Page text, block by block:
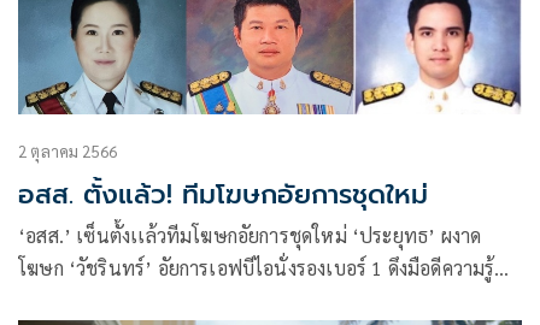
2 ตุลาคม 2566
อสส. ตั้งแล้ว! ทีมโฆษกอัยการชุดใหม่
‘อสส.’ เซ็นตั้งเเล้วทีมโฆษกอัยการชุดใหม่ ‘ประยุทธ’ ผงาด
โฆษก ‘วัชรินทร์’ อัยการเอฟบีไอนั่งรองเบอร์ 1 ดึงมือดีความรู้